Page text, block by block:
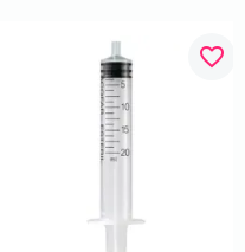
favorite_border